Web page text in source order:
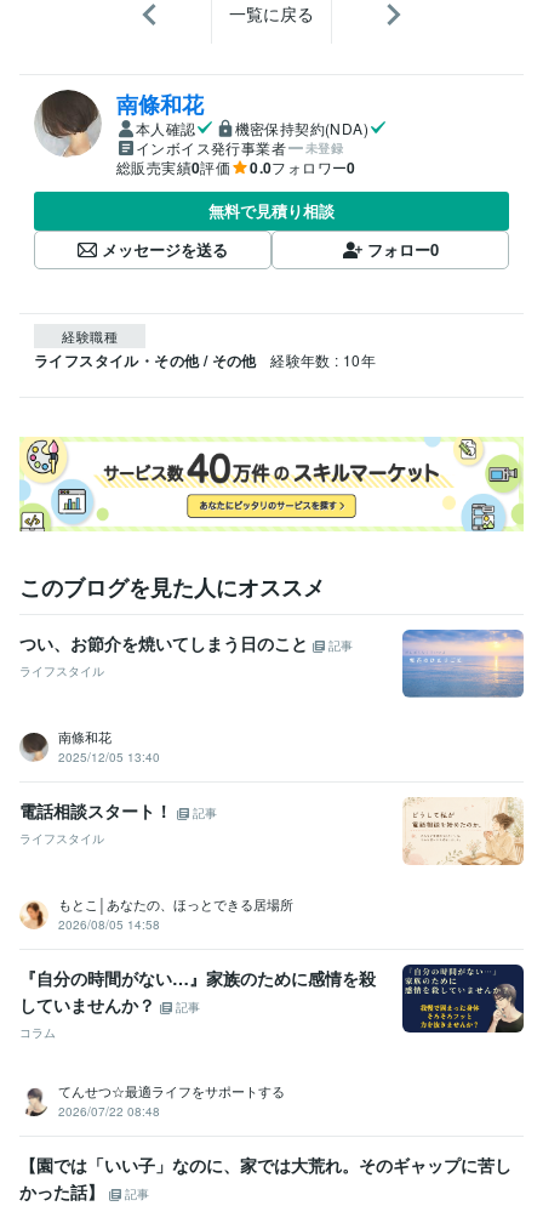
一覧に戻る
南條和花
本人確認
機密保持契約(NDA)
インボイス発行事業者
未登録
総販売実績0評価 0.0フォロワー0
無料で見積り相談
メッセージを送る
フォロー0
経験職種
ライフスタイル・その他 / その他 経験年数 : 10年
このブログを見た人にオススメ
つい、お節介を焼いてしまう日のこと
記事
ライフスタイル
南條和花
2025/12/05 13:40
電話相談スタート！
記事
ライフスタイル
もとこ│あなたの、ほっとできる居場所
2026/08/05 14:58
『自分の時間がない…』家族のために感情を殺
していませんか？
記事
コラム
てんせつ☆最適ライフをサポートする
2026/07/22 08:48
【園では「いい子」なのに、家では大荒れ。そのギャップに苦し
かった話】
記事